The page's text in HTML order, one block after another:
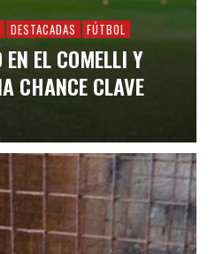
DESTACADAS FÚTBOL
EN EL COMELLI Y
CHANCE CLAVE